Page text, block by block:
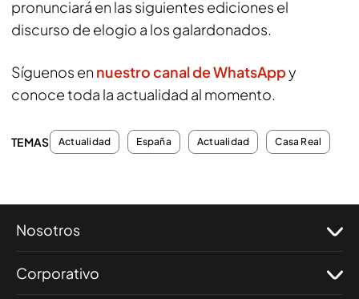
pronunciará en las siguientes ediciones el
discurso de elogio a los galardonados.
Síguenos en nuestro canal de WhatsAppy
conoce toda la actualidad al momento.
TEMAS Actualidad España Actualidad Casa Real
Nosotros
Corporativo